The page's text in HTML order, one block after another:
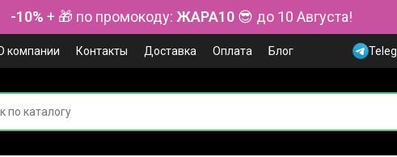
-10% + 🎁 по промокоду: ЖАРА10😎 до 10 Августа!
компании Контакты Доставка Оплата Блог